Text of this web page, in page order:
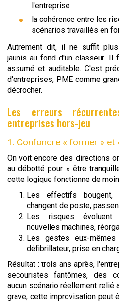
l'entreprise
la cohérence entre les
scénarios travaillés en
Autrement dit, il ne suffit
jaunis au fond d'un classeur. Il
assumé et auditable. C'est
d'entreprises, PME comme
décrocher.
Les erreurs
entreprises hors-jeu
1. Confondre « former » et
On voit encore des directions
au débotté pour « être
cette logique fonctionne de
Les effectifs bougent,
changent de poste,
Les risques évoluent
nouvelles machines,
Les gestes eux-
défibrillateur, prise en
Résultat : trois ans après,
secouristes fantômes, des
aucun scénario réellement relié
grave, cette improvisation peut